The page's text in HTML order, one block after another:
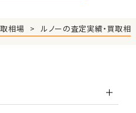
相場 ルノーの査定実績・買取相